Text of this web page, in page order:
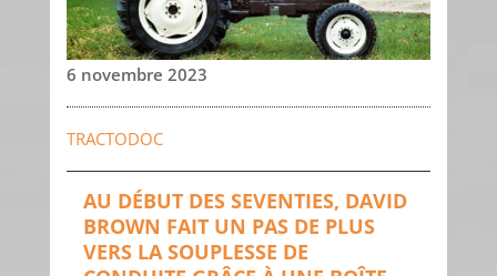
6 novembre 2023
TRACTODOC
AU DÉBUT DES SEVENTIES, DAVID
BROWN FAIT UN PAS DE PLUS
VERS LA SOUPLESSE DE